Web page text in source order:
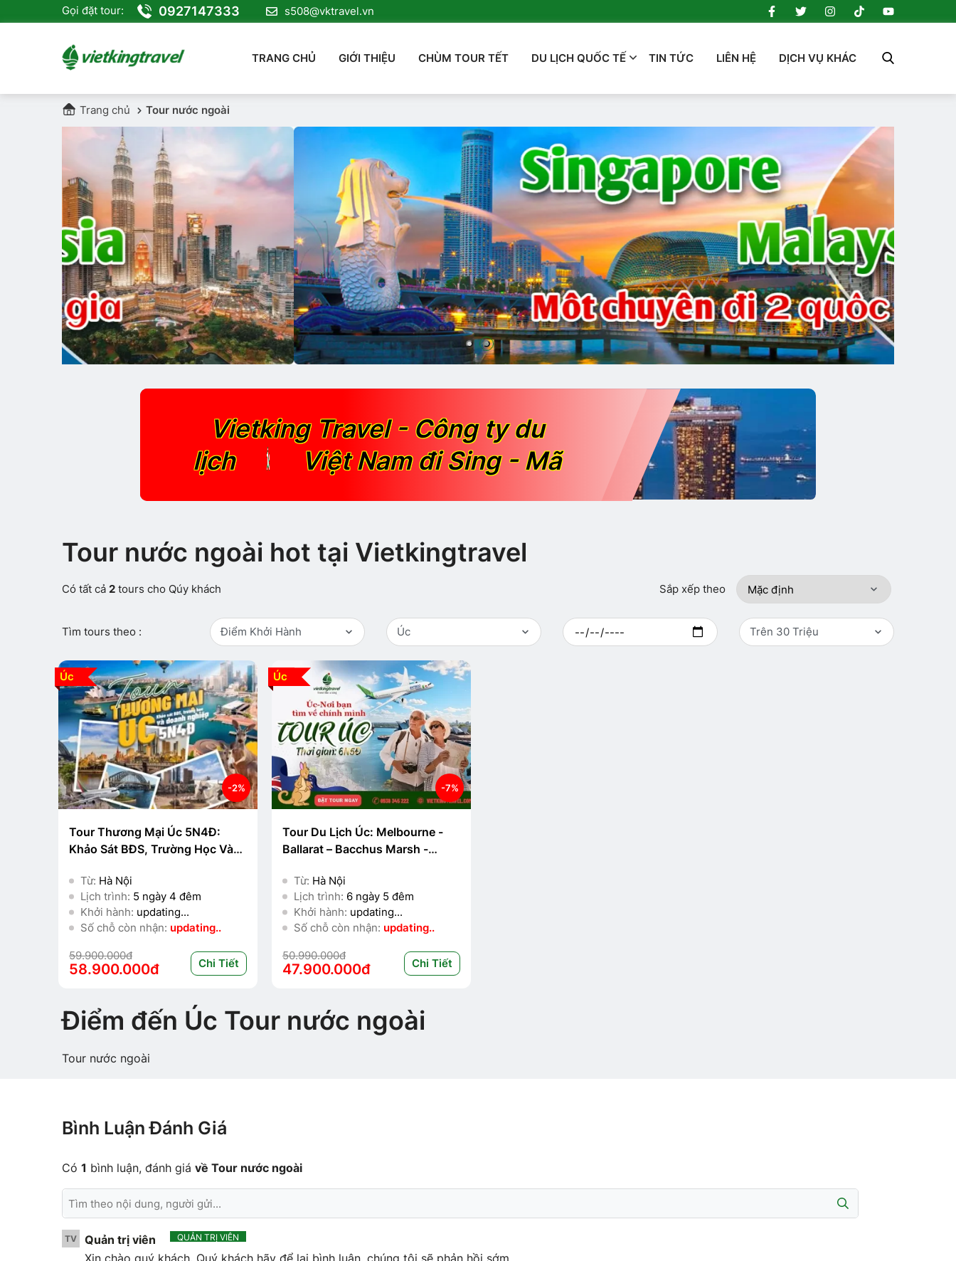
Gọi đặt tour: 0927147333 s508@vktravel.vn
TRANG CHỦ GIỚI THIỆU CHÙM TOUR TẾT DU LỊCH QUỐC TẾ TIN TỨC LIÊN HỆ DỊCH VỤ KHÁC
Trang chủ Tour nước ngoài
Vietking Travel - Công ty du
lịchSỐ 1Việt Nam đi Sing - Mã
Tour nước ngoài hot tại Vietkingtravel
Có tất cả 2 tours cho Qúy khách Sắp xếp theo
Tìm tours theo : Điểm Khởi Hành Úc Trên 30 Triệu
-2%
Úc
Tour Thương Mại Úc 5N4Đ:
Khảo Sát BĐS, Trường Học Và
Từ: Hà Nội
Lịch trình: 5 ngày 4 đêm
Khởi hành: updating...
Số chỗ còn nhận: updating..
58.900.000đ
59.900.000đ
Chi Tiết
-7%
Úc
Tour Du Lịch Úc: Melbourne -
Ballarat – Bacchus Marsh -
Từ: Hà Nội
Lịch trình: 6 ngày 5 đêm
Khởi hành: updating...
Số chỗ còn nhận: updating..
47.900.000đ
50.990.000đ
Chi Tiết
Điểm đến Úc Tour nước ngoài
Tour nước ngoài
Bình Luận Đánh Giá
Có 1 bình luận, đánh giá về Tour nước ngoài
TV Quản trị viên QUẢN TRỊ VIÊN